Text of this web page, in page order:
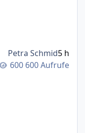
600 Aufrufe
Petra Schmid5 h